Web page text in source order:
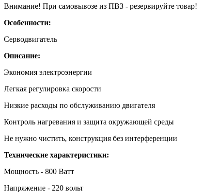
Внимание! При самовывозе из ПВЗ - резервируйте товар!
Особенности:
Серводвигатель
Описание:
Экономия электроэнергии
Легкая регулировка скорости
Низкие расходы по обслуживанию двигателя
Контроль нагревания и защита окружающей среды
Не нужно чистить, конструкция без интерференции
Технические характеристики:
Мощность - 800 Ватт
Напряжение - 220 вольт